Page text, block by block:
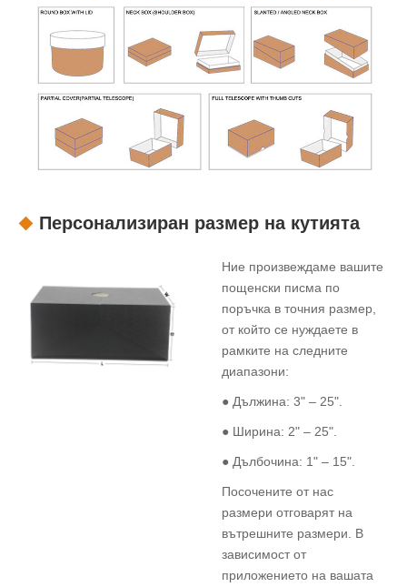
Персонализиран размер на кутията
Ние произвеждаме вашите
пощенски писма по
поръчка в точния размер,
от който се нуждаете в
рамките на следните
диапазони:
● Дължина: 3" – 25".
● Ширина: 2" – 25".
● Дълбочина: 1" – 15".
Посочените от нас
размери отговарят на
вътрешните размери. В
зависимост от
приложението на вашата